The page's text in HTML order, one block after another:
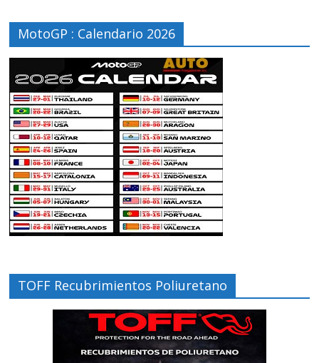
MotoGP : Calendario 2026
TOFF Recubrimientos Poliuretano